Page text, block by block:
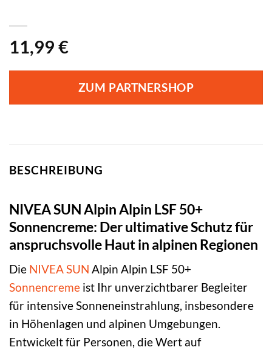
11,99 €
ZUM PARTNERSHOP
BESCHREIBUNG
NIVEA SUN Alpin Alpin LSF 50+
Sonnencreme: Der ultimative Schutz für
anspruchsvolle Haut in alpinen Regionen
Die NIVEA SUN Alpin Alpin LSF 50+
Sonnencreme ist Ihr unverzichtbarer Begleiter
für intensive Sonneneinstrahlung, insbesondere
in Höhenlagen und alpinen Umgebungen.
Entwickelt für Personen, die Wert auf